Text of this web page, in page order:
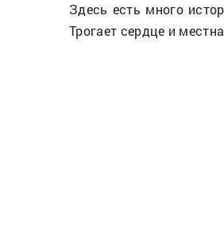
Здесь есть много
Трогает сердце и